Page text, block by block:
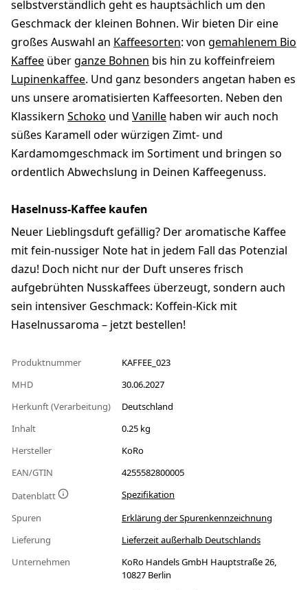
selbstverständlich geht es hauptsächlich um den
Geschmack der kleinen Bohnen. Wir bieten Dir eine
großes Auswahl an Kaffeesorten: von gemahlenem Bio
Kaffee überganze Bohnen bis hin zu koffeinfreiem
Lupinenkaffee. Und ganz besonders angetan haben es
uns unsere aromatisierten Kaffeesorten. Neben den
Klassikern Schoko und Vanille haben wir auch noch
süßes Karamell oder würzigen Zimt- und
Kardamomgeschmack im Sortiment und bringen so
ordentlich Abwechslung in Deinen Kaffeegenuss.
Haselnuss-Kaffee kaufen
Neuer Lieblingsduft gefällig? Der aromatische Kaffee
mit fein-nussiger Note hat in jedem Fall das Potenzial
dazu! Doch nicht nur der Duft unseres frisch
aufgebrühten Nusskaffees überzeugt, sondern auch
sein intensiver Geschmack: Koffein-Kick mit
Haselnussaroma – jetzt bestellen!
Produktnummer
KAFFEE_023
MHD
30.06.2027
Herkunft (Verarbeitung)
Deutschland
Inhalt
0.25 kg
Hersteller
KoRo
EAN/GTIN
4255582800005
Datenblatt
Spezifikation
Spuren
Erklärung der Spurenkennzeichnung
Lieferung
Lieferzeit außerhalb Deutschlands
Unternehmen
KoRo Handels GmbH Hauptstraße 26,
10827 Berlin